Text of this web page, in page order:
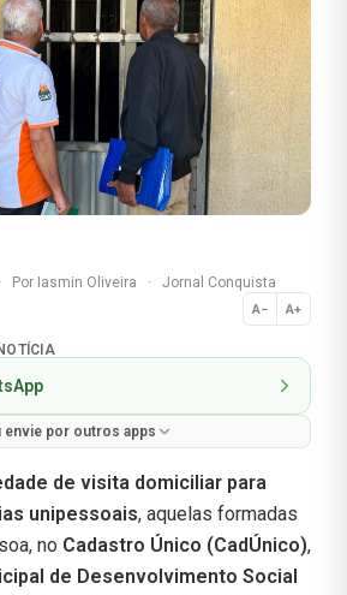
Por Iasmin Oliveira · Jornal Conquista
A− A+
Normal
envie por outros apps
de visita domiciliar para
unipessoais, aquelas formadas
no Cadastro Único (CadÚnico),
de Desenvolvimento Social